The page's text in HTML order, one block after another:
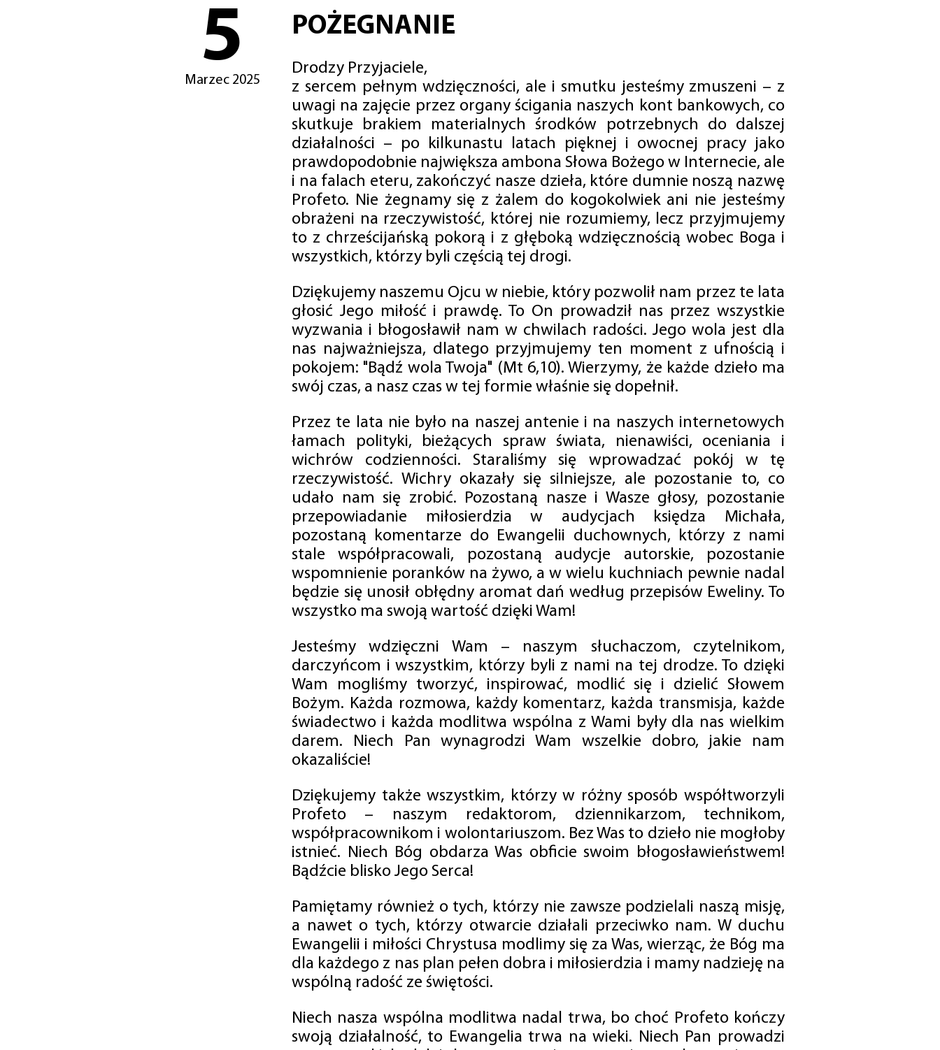
5
Marzec 2025
POŻEGNANIE
Drodzy Przyjaciele,
z sercem pełnym wdzięczności, ale i smutku jesteśmy zmuszeni – z
uwagi na zajęcie przez organy ścigania naszych kont bankowych, co
skutkuje brakiem materialnych środków potrzebnych do dalszej
działalności – po kilkunastu latach pięknej i owocnej pracy jako
prawdopodobnie największa ambona Słowa Bożego w Internecie, ale
i na falach eteru, zakończyć nasze dzieła, które dumnie noszą nazwę
Profeto. Nie żegnamy się z żalem do kogokolwiek ani nie jesteśmy
obrażeni na rzeczywistość, której nie rozumiemy, lecz przyjmujemy
to z chrześcijańską pokorą i z głęboką wdzięcznością wobec Boga i
wszystkich, którzy byli częścią tej drogi.
Dziękujemy naszemu Ojcu w niebie, który pozwolił nam przez te lata
głosić Jego miłość i prawdę. To On prowadził nas przez wszystkie
wyzwania i błogosławił nam w chwilach radości. Jego wola jest dla
nas najważniejsza, dlatego przyjmujemy ten moment z ufnością i
pokojem: "Bądź wola Twoja" (Mt 6,10). Wierzymy, że każde dzieło ma
swój czas, a nasz czas w tej formie właśnie się dopełnił.
Przez te lata nie było na naszej antenie i na naszych internetowych
łamach polityki, bieżących spraw świata, nienawiści, oceniania i
wichrów codzienności. Staraliśmy się wprowadzać pokój w tę
rzeczywistość. Wichry okazały się silniejsze, ale pozostanie to, co
udało nam się zrobić. Pozostaną nasze i Wasze głosy, pozostanie
przepowiadanie miłosierdzia w audycjach księdza Michała,
pozostaną komentarze do Ewangelii duchownych, którzy z nami
stale współpracowali, pozostaną audycje autorskie, pozostanie
wspomnienie poranków na żywo, a w wielu kuchniach pewnie nadal
będzie się unosił obłędny aromat dań według przepisów Eweliny. To
wszystko ma swoją wartość dzięki Wam!
Jesteśmy wdzięczni Wam – naszym słuchaczom, czytelnikom,
darczyńcom i wszystkim, którzy byli z nami na tej drodze. To dzięki
Wam mogliśmy tworzyć, inspirować, modlić się i dzielić Słowem
Bożym. Każda rozmowa, każdy komentarz, każda transmisja, każde
świadectwo i każda modlitwa wspólna z Wami były dla nas wielkim
darem. Niech Pan wynagrodzi Wam wszelkie dobro, jakie nam
okazaliście!
Dziękujemy także wszystkim, którzy w różny sposób współtworzyli
Profeto – naszym redaktorom, dziennikarzom, technikom,
współpracownikom i wolontariuszom. Bez Was to dzieło nie mogłoby
istnieć. Niech Bóg obdarza Was obficie swoim błogosławieństwem!
Bądźcie blisko Jego Serca!
Pamiętamy również o tych, którzy nie zawsze podzielali naszą misję,
a nawet o tych, którzy otwarcie działali przeciwko nam. W duchu
Ewangelii i miłości Chrystusa modlimy się za Was, wierząc, że Bóg ma
dla każdego z nas plan pełen dobra i miłosierdzia i mamy nadzieję na
wspólną radość ze świętości.
Niech nasza wspólna modlitwa nadal trwa, bo choć Profeto kończy
swoją działalność, to Ewangelia trwa na wieki. Niech Pan prowadzi